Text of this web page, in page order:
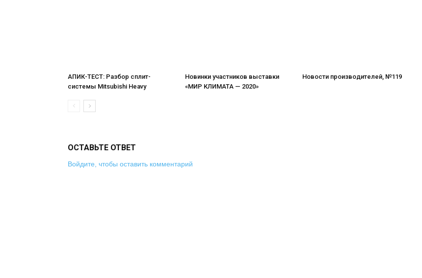
АПИК-ТЕСТ: Разбор сплит-
системы Mitsubishi Heavy
Новинки участников выставки
«МИР КЛИМАТА — 2020»
Новости производителей, №119
ОСТАВЬТЕ ОТВЕТ
Войдите, чтобы оставить комментарий